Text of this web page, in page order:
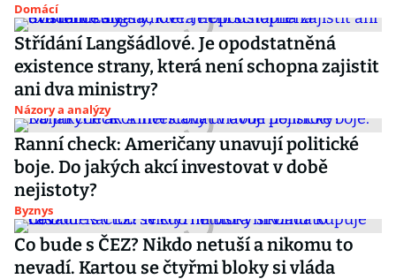
Domácí
Střídání Langšádlové. Je opodstatněná
existence strany, která není schopna zajistit
ani dva ministry?
Názory a analýzy
Ranní check: Američany unavují politické
boje. Do jakých akcí investovat v době
nejistoty?
Byznys
Co bude s ČEZ? Nikdo netuší a nikomu to
nevadí. Kartou se čtyřmi bloky si vláda